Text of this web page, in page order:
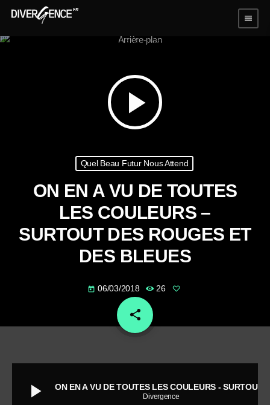
menu
play_arrow
Quel Beau Futur Nous Attend
ON EN A VU DE TOUTES
LES COULEURS –
SURTOUT DES ROUGES ET
DES BLEUES
today 06/03/2018 26
share
email
play_arrow ON EN A VU DE TOUTES LES COULEURS - SURTOUT DES ROUGES ET DES BLEUES
Divergence